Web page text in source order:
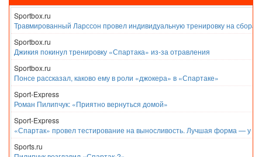
Sportbox.ru
Травмированный Ларссон провел индивидуальную тренировку на
Sportbox.ru
Джикия покинул тренировку «Спартака» из-за отравления
Sportbox.ru
Понсе рассказал, каково ему в роли «джокера» в «Спартаке»
Sport-Express
Роман Пилипчук: «Приятно вернуться домой»
Sport-Express
«Спартак» провел тестирование на выносливость. Лучшая форма — у
Sports.ru